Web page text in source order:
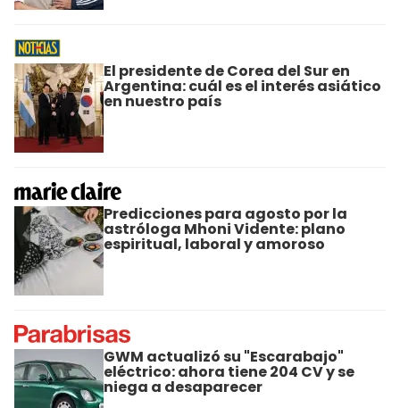
El presidente de Corea del Sur en
Argentina: cuál es el interés asiático
en nuestro país
Predicciones para agosto por la
astróloga Mhoni Vidente: plano
espiritual, laboral y amoroso
GWM actualizó su "Escarabajo"
eléctrico: ahora tiene 204 CV y se
niega a desaparecer